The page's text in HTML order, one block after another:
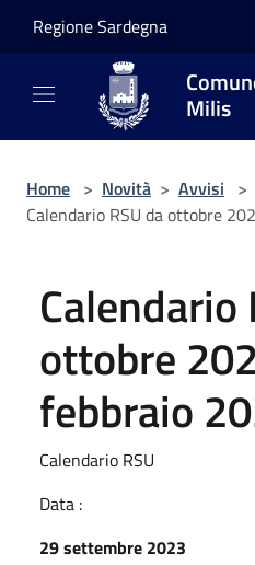
Regione Sardegna
Milis
Home > Novità > Avvisi >
Calendario RSU da ottobre
Calendario
ottobre
febbraio
Calendario RSU
Data :
29 settembre 2023